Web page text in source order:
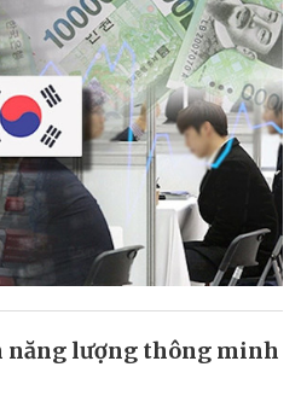
năng lượng thông minh